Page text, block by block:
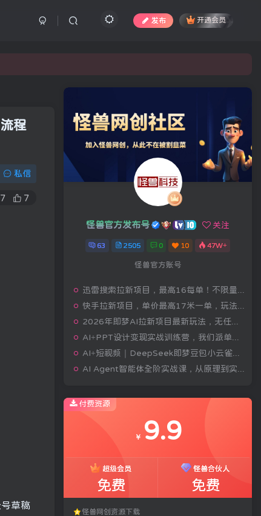
发布 开通会员
程
私信
7
草稿
怪兽官方发布号 关注
63 2505 0 10 47W+
怪兽官方账号
付费资源
￥ 9.9
超级会员
免费
怪兽合伙人
免费
怪兽网创资源下载